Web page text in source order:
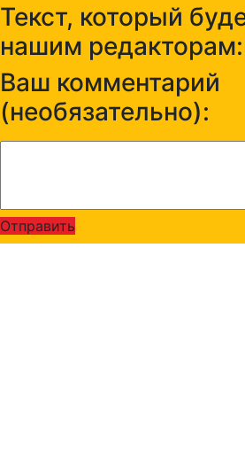
Текст, который
нашим редакторам:
Ваш комментарий
(необязательно):
Отправить